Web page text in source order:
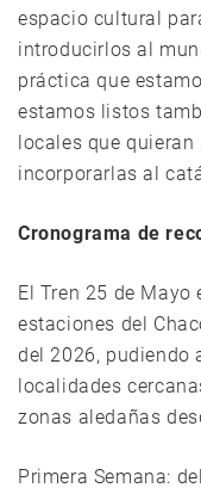
espacio cultural
introducirlos al
práctica que
estamos listos
locales que
incorporarlas al
Cronograma de
El Tren 25 de Mayo
estaciones del
del 2026, pudiendo
localidades
zonas aledañas
Primera Semana: